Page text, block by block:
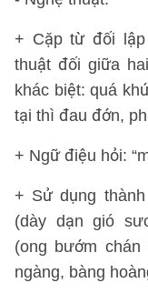
+ Cặp từ đối lập
thuật đối giữa
khác biệt: quá
tại thì đau đớn,
+ Ngữ điệu hỏi:
+ Sử dụng
(dày dạn gió
(ong bướm
ngàng, bàng